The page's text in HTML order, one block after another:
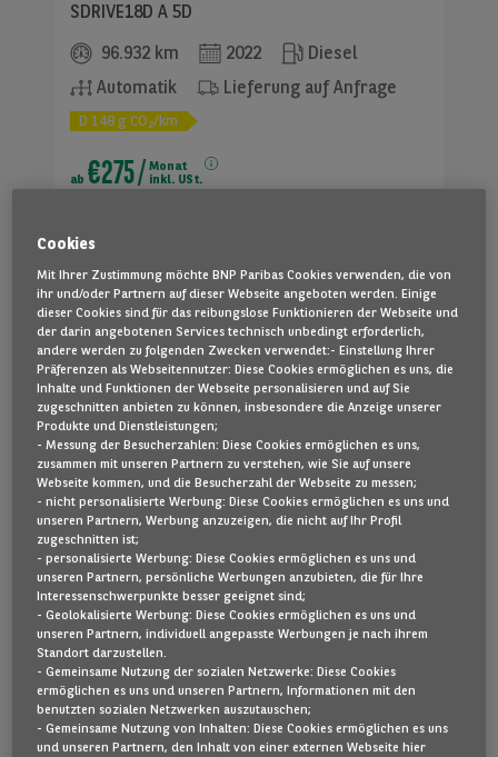
SDRIVE18D A 5D
96.932 km
2022
Diesel
Automatik
Lieferung auf Anfrage
D 148 g CO2/km
ab €275/ Monat
inkl. USt.
Illmitz
Skoda Octavia
2.0 TDI 200 PS RS COMBI DSG 5D
70.947 km
2023
Automatik
Lieferung auf Anfrage
C 128 g CO /km
€155/ Monat
Cookies
Mit Ihrer Zustimmung möchte BNP Paribas Cookies verwenden, die von
ihr und/oder Partnern auf dieser Webseite angeboten werden. Einige
dieser Cookies sind für das reibungslose Funktionieren der Webseite und
der darin angebotenen Services technisch unbedingt erforderlich,
andere werden zu folgenden Zwecken verwendet: ​ - Einstellung Ihrer
Präferenzen als Webseitennutzer: Diese Cookies ermöglichen es uns, die
Inhalte und Funktionen der Webseite personalisieren und auf Sie
zugeschnitten anbieten zu können, insbesondere die Anzeige unserer
Produkte und Dienstleistungen;
- Messung der Besucherzahlen: Diese Cookies ermöglichen es uns,
zusammen mit unseren Partnern zu verstehen, wie Sie auf unsere
Webseite kommen, und die Besucherzahl der Webseite zu messen;
- nicht personalisierte Werbung: Diese Cookies ermöglichen es uns und
unseren Partnern, Werbung anzuzeigen, die nicht auf Ihr Profil
zugeschnitten ist;
- personalisierte Werbung: Diese Cookies ermöglichen es uns und
unseren Partnern, persönliche Werbungen anzubieten, die für Ihre
Interessenschwerpunkte besser geeignet sind;
- Geolokalisierte Werbung: Diese Cookies ermöglichen es uns und
unseren Partnern, individuell angepasste Werbungen je nach ihrem
Standort darzustellen.
- Gemeinsame Nutzung der sozialen Netzwerke: Diese Cookies
ermöglichen es uns und unseren Partnern, Informationen mit den
benutzten sozialen Netzwerken auszutauschen;
- Gemeinsame Nutzung von Inhalten: Diese Cookies ermöglichen es uns
und unseren Partnern, den Inhalt von einer externen Webseite hier